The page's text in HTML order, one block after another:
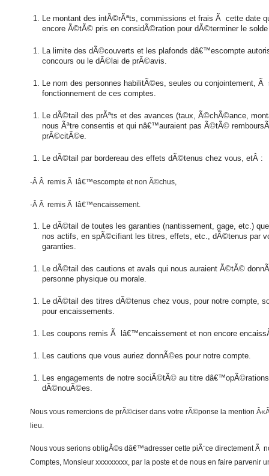
Le montant des intÃ©rÃªts, commissions et frais Ã cette date
encore Ã©tÃ© pris en considÃ©ration pour dÃ©terminer le
La limite des dÃ©couverts et les plafonds dâ€™escompte
concours ou le dÃ©lai de prÃ©avis.
Le nom des personnes habilitÃ©es, seules ou conjointement, Ã
fonctionnement de ces comptes.
Le dÃ©tail des prÃªts et des avances (taux, Ã©chÃ©ance,
nous Ãªtre consentis et qui nâ€™auraient pas Ã©tÃ©
prÃ©citÃ©e.
Le dÃ©tail par bordereau des effets dÃ©tenus chez vous, etÂ :
-Â Â remis Ã lâ€™escompte et non Ã©chus,
-Â Â remis Ã lâ€™encaissement.
Le dÃ©tail de toutes les garanties (nantissement, gage, etc.)
nos actifs, en spÃ©cifiant les titres, effets, etc., dÃ©tenus par
garanties.
Le dÃ©tail des cautions et avals qui nous auraient Ã©tÃ©
personne physique ou morale.
Le dÃ©tail des titres dÃ©tenus chez vous, pour notre compte,
pour encaissements.
Les coupons remis Ã lâ€™encaissement et non encore
Les cautions que vous auriez donnÃ©es pour notre compte.
Les engagements de notre sociÃ©tÃ© au titre
dÃ©nouÃ©es.
Nous vous remercions de prÃ©ciser dans votre rÃ©ponse la mention
lieu.
Nous vous serions obligÃ©s dâ€™adresser cette piÃ¨ce directement Ã
Comptes, Monsieur xxxxxxxxx, par la poste et de nous en faire parvenir